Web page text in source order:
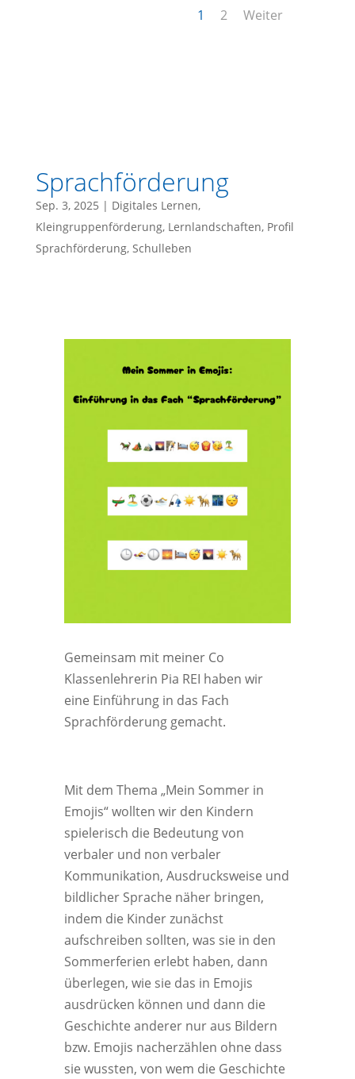
1 2 Weiter
Sprachförderung
Sep. 3, 2025 | Digitales Lernen,
Kleingruppenförderung, Lernlandschaften, Profil
Sprachförderung, Schulleben
Gemeinsam mit meiner Co
Klassenlehrerin Pia REI haben wir
eine Einführung in das Fach
Sprachförderung gemacht.
Mit dem Thema „Mein Sommer in
Emojis“ wollten wir den Kindern
spielerisch die Bedeutung von
verbaler und non verbaler
Kommunikation, Ausdrucksweise und
bildlicher Sprache näher bringen,
indem die Kinder zunächst
aufschreiben sollten, was sie in den
Sommerferien erlebt haben, dann
überlegen, wie sie das in Emojis
ausdrücken können und dann die
Geschichte anderer nur aus Bildern
bzw. Emojis nacherzählen ohne dass
sie wussten, von wem die Geschichte